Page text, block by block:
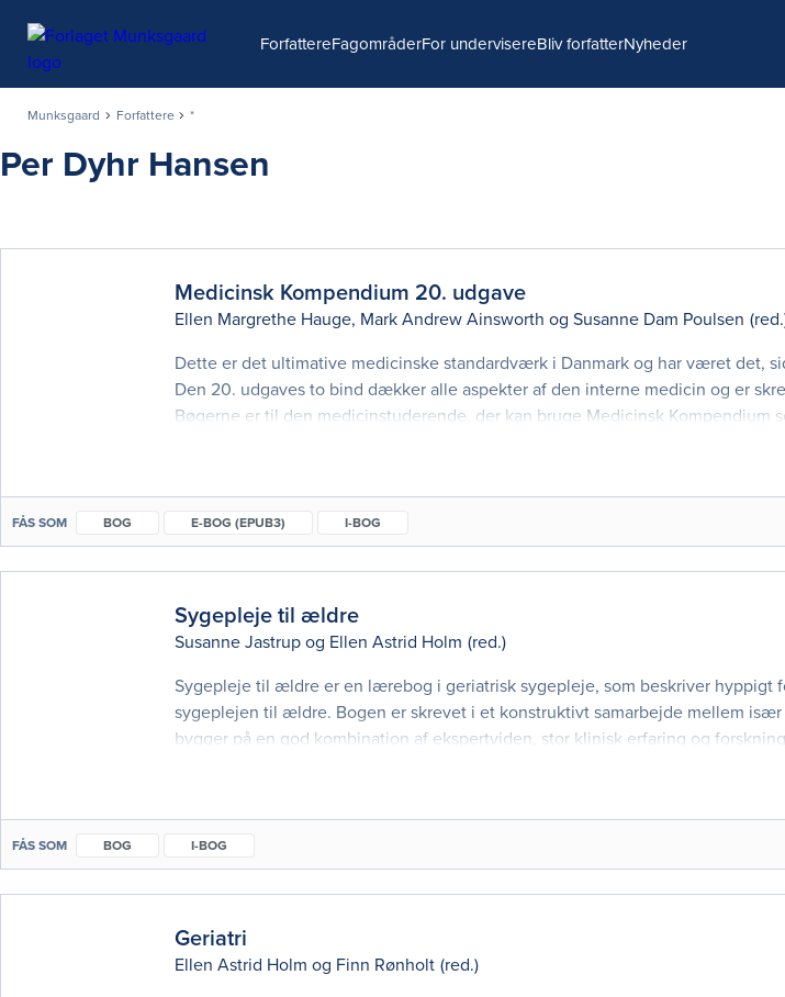
ForfattereFagområderFor undervisereBliv forfatterNyheder
Munksgaard Forfattere *
Per Dyhr Hansen
Medicinsk Kompendium 20. udgave
Ellen Margrethe Hauge, Mark Andrew Ainsworth og Susanne Dam Poulsen
Dette er det ultimative medicinske standardværk i Danmark og har været det,
Den 20. udgaves to bind dækker alle aspekter af den interne medicin og er
Bøgerne er til den medicinstuderende, der kan bruge Medicinsk Kompendium
FÅS SOM BOG E-BOG (EPUB3) I-BOG
Sygepleje til ældre
Susanne Jastrup og Ellen Astrid Holm (red.)
Sygepleje til ældre er en lærebog i geriatrisk sygepleje, som beskriver hyppigt
sygeplejen til ældre. Bogen er skrevet i et konstruktivt samarbejde mellem
bygger på en god kombination af ekspertviden, stor klinisk erfaring og
FÅS SOM BOG I-BOG
Geriatri
Ellen Astrid Holm og Finn Rønholt (red.)